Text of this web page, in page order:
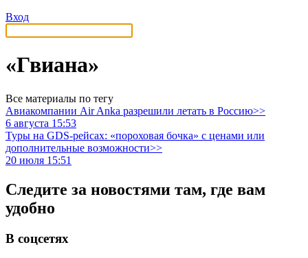
Вход
«Гвиана»
Все материалы по тегу
Авиакомпании Air Anka разрешили летать в Россию>>
6 августа 15:53
Туры на GDS-рейсах: «пороховая бочка» с ценами или
дополнительные возможности>>
20 июля 15:51
Следите за новостями там, где вам
удобно
В соцсетях